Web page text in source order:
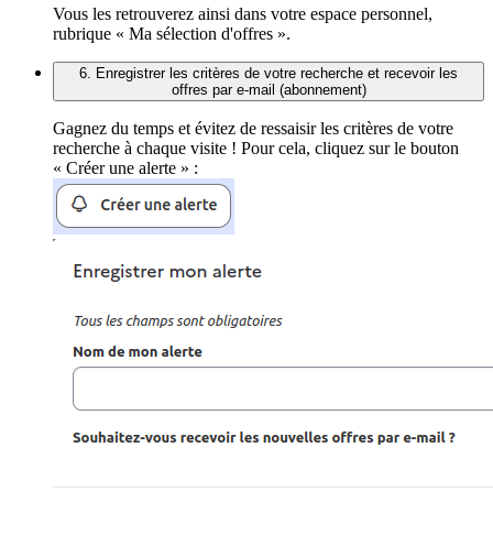
Vous les retrouverez ainsi dans votre espace personnel,
rubrique « Ma sélection d'offres ».
6. Enregistrer les critères de votre recherche et recevoir les
offres par e-mail (abonnement)
Gagnez du temps et évitez de ressaisir les critères de votre
recherche à chaque visite ! Pour cela, cliquez sur le bouton
« Créer une alerte » :